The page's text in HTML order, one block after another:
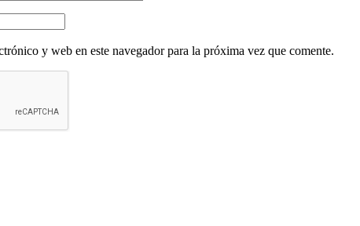
y web en este navegador para la próxima vez que comente.